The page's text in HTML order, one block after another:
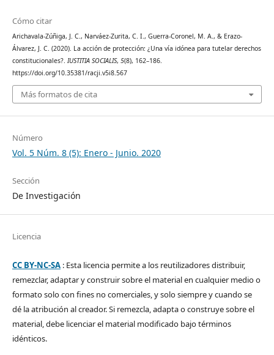
Cómo citar
Arichavala-Zúñiga, J. C., Narváez-Zurita, C. I., Guerra-Coronel, M. A., & Erazo-
Álvarez, J. C. (2020). La acción de protección: ¿Una vía idónea para tutelar derechos
constitucionales?. IUSTITIA SOCIALIS, 5(8), 162–186.
https://doi.org/10.35381/racji.v5i8.567
Más formatos de cita
Número
Vol. 5 Núm. 8 (5): Enero - Junio. 2020
Sección
De Investigación
Licencia
CC BY-NC-SA: Esta licencia permite a los reutilizadores distribuir,
remezclar, adaptar y construir sobre el material en cualquier medio o
formato solo con fines no comerciales, y solo siempre y cuando se
dé la atribución al creador. Si remezcla, adapta o construye sobre el
material, debe licenciar el material modificado bajo términos
idénticos.